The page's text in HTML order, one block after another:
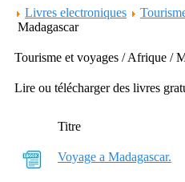
Livres electroniques
Madagascar
Tourisme et voyages / Afrique /
Lire ou télécharger des livres
Titre
Voyage a Madagascar.